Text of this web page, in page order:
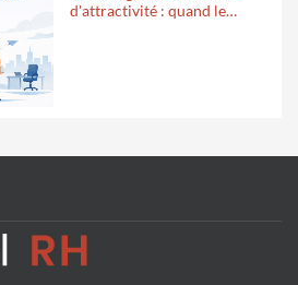
d'attractivité : quand le…